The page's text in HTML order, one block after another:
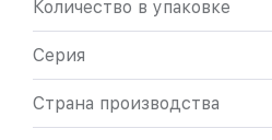
Количество в упаковке
Серия
Страна производства